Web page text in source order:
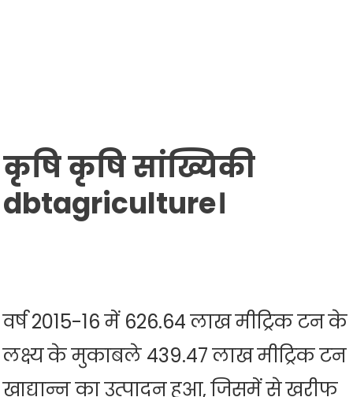
कृषि कृषि सांख्यिकी
dbtagriculture।
वर्ष 2015-16 में 626.64 लाख मीट्रिक टन के
लक्ष्य के मुकाबले 439.47 लाख मीट्रिक टन
खाद्यान्न का उत्पादन हुआ, जिसमें से खरीफ